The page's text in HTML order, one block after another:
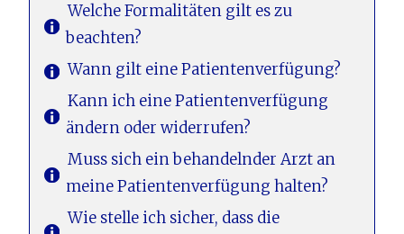
Welche Formalitäten gilt es zu
beachten?
Wann gilt eine Patientenverfügung?
Kann ich eine Patientenverfügung
ändern oder widerrufen?
Muss sich ein behandelnder Arzt an
meine Patientenverfügung halten?
Wie stelle ich sicher, dass die